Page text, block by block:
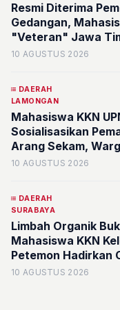
Resmi Diterima
Gedangan,
"Veteran" Jawa
Siap Bersinergi
10 AGUSTUS 2026
DAERAH
LAMONGAN
Mahasiswa KKN
Sosialisasikan
Arang Sekam,
Antusias
10 AGUSTUS 2026
DAERAH
SURABAYA
Limbah Organik
Mahasiswa KKN
Petemon Hadirkan
Komposter Cair
10 AGUSTUS 2026